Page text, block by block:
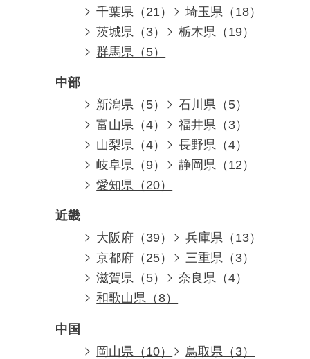
千葉県（21）
埼玉県（18）
茨城県（3）
栃木県（19）
群馬県（5）
中部
新潟県（5）
石川県（5）
富山県（4）
福井県（3）
山梨県（4）
長野県（4）
岐阜県（9）
静岡県（12）
愛知県（20）
近畿
大阪府（39）
兵庫県（13）
京都府（25）
三重県（3）
滋賀県（5）
奈良県（4）
和歌山県（8）
中国
岡山県（10）
鳥取県（3）